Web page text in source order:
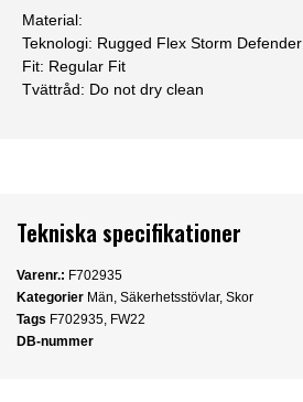
Material:
Teknologi: Rugged Flex Storm Defender
Fit: Regular Fit
Tvättråd: Do not dry clean
Tekniska specifikationer
Varenr.: F702935
Kategorier Män, Säkerhetsstövlar, Skor
Tags F702935, FW22
DB-nummer